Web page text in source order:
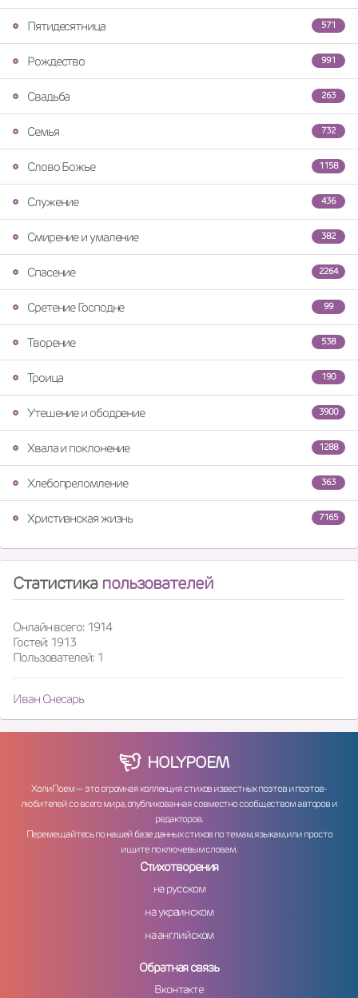
571
Пятидесятница
991
Рождество
263
Свадьба
732
Семья
1158
Слово Божье
436
Служение
382
Смирение и умаление
2264
Спасение
99
Сретение Господне
538
Творение
190
Троица
3900
Утешение и ободрение
1288
Хвала и поклонение
363
Хлебопреломление
7165
Христианская жизнь
Статистика пользователей
Онлайн всего: 1914
Гостей: 1913
Пользователей: 1
Иван Снесарь
HOLYPOEM
ХолиПоем — это огромная коллекция стихов известных поэтов и поэтов-
любителей со всего мира, опубликованная совместно сообществом авторов и
редакторов.
Перемещайтесь по нашей базе данных стихов по темам, языкам, или просто
ищите по ключевым словам.
Стихотворения
на русском
на украинском
на английском
Обратная связь
Вконтакте